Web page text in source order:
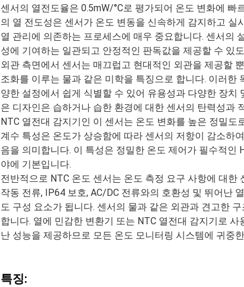
센서의 열전도율은 0.5mW/°C로 평가되어 온도 변화에
의 열 전도성은 센서가 온도 변동을 신속하게 감지하고
열 관리에 의존하는 프로세스에 매우 중요합니다. 센서의
성에 기여하는 일관되고 안정적인 판독값을 제공할 수 있
외관 측면에서 센서는 매끄럽고 현대적인 외관을 제공할
조화를 이루는 물과 같은 미학을 특징으로 합니다. 이러
양한 설정에서 쉽게 식별할 수 있어 유용성과 다양한 장
은 디자인은 습하거나 습한 환경에 대한 센서의 탄력성과
NTC 열전대 감지기인 이 센서는 온도 변화를 높은 정밀
계수 특성은 온도가 상승함에 따라 센서의 저항이 감소하
음을 의미합니다. 이 특성은 정밀한 온도 제어가 필수적인
야에 기본입니다.
전반적으로 NTC 온도 센서는 온도 측정 요구 사항에 대
작동 전류, IP64 보호, AC/DC 전류와의 호환성 및 뛰어난
도 구성 요소가 됩니다. 센서의 물과 같은 외관과 견고한
합니다. 열에 민감한 변환기 또는 NTC 열전대 감지기로
난 성능을 제공하므로 모든 온도 모니터링 시스템에 귀중
특징: